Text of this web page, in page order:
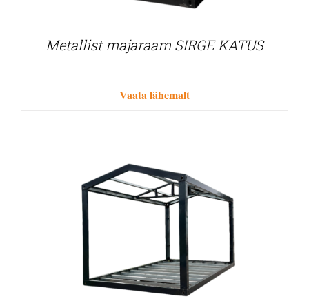
Metallist majaraam SIRGE KATUS
Vaata lähemalt